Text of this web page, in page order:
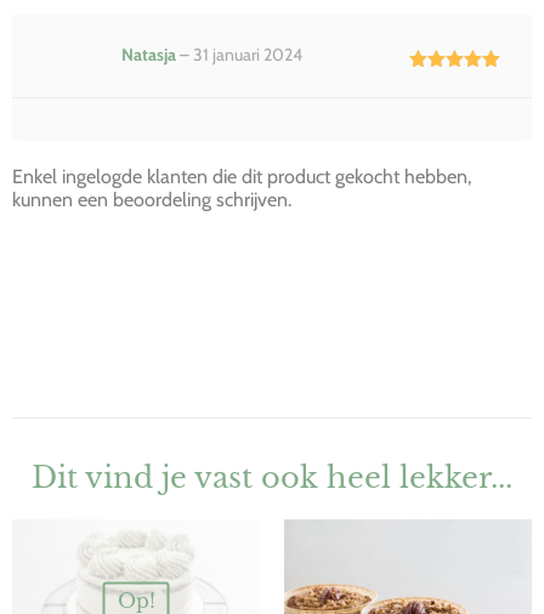
Natasja– 31 januari 2024
Enkel ingelogde klanten die dit product gekocht hebben,
kunnen een beoordeling schrijven.
Dit vind je vast ook heel lekker...
Op!